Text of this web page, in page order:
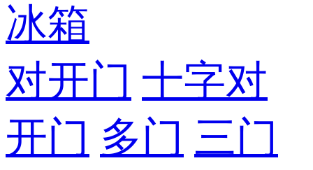
冰箱
对开门 十字对
开门 多门 三门